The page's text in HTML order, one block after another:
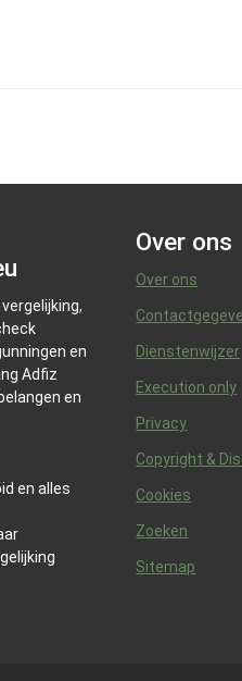
en
Adfiz
en
en alles
Over ons
Over ons
Dienstenwijzer
Execution only
Privacy
Copyright &
Cookies
Zoeken
Sitemap